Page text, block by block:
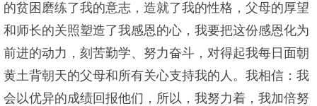
的贫困磨练了我的意志，造就了我的性格，父母的厚望
和师长的关照塑造了我感恩的心，我要把这份感恩化为
前进的动力，刻苦勤学、努力奋斗，对得起我每日面朝
黄土背朝天的父母和所有关心支持我的人。我相信：我
会以优异的成绩回报他们，所以，我努力着，我加倍努